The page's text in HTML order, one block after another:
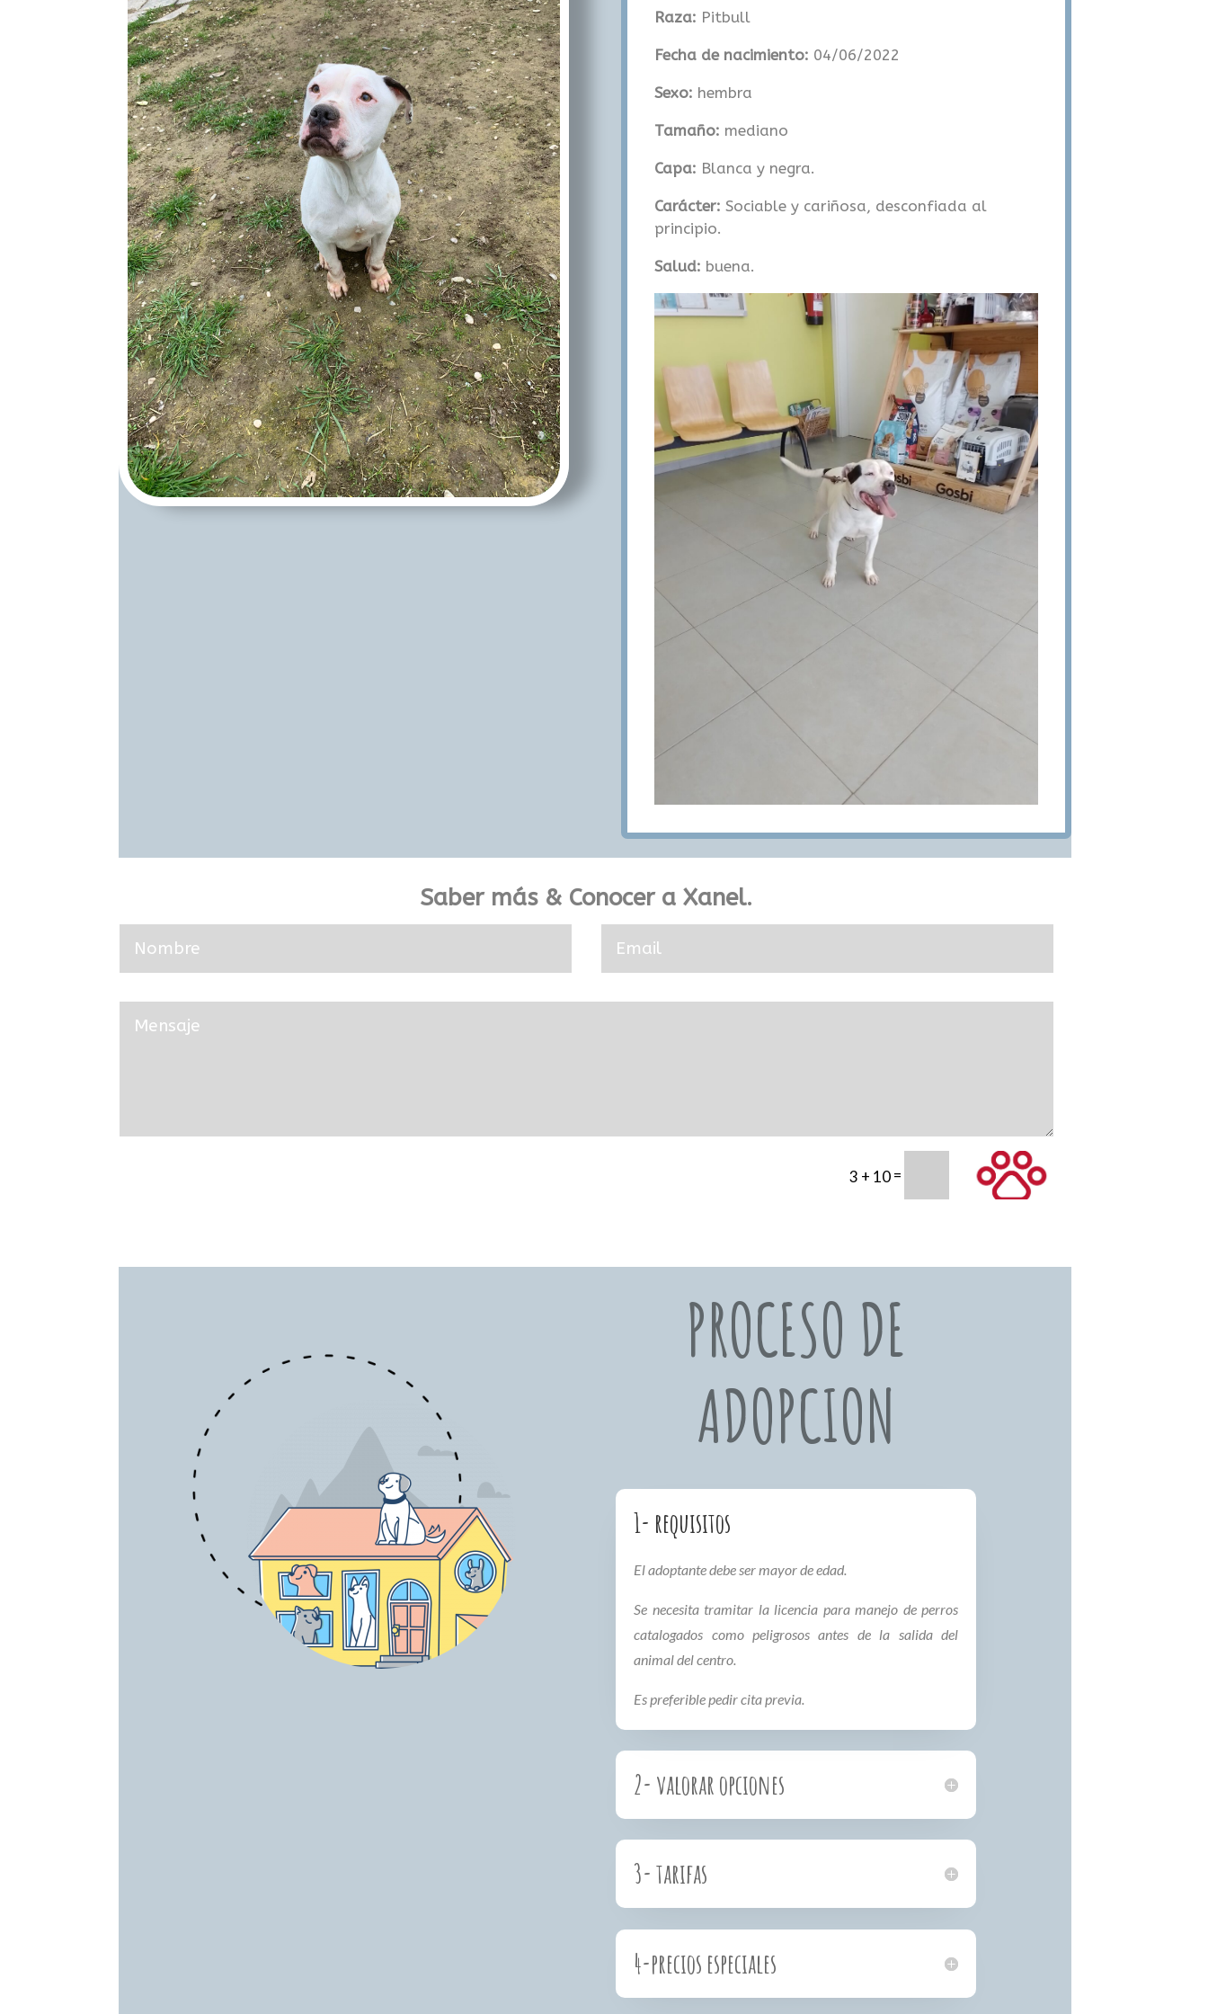
Raza: Pitbull
Fecha de nacimiento: 04/06/2022
Sexo: hembra
Tamaño: mediano
Capa: Blanca y negra.
Carácter: Sociable y cariñosa, desconfiada al
principio.
Salud: buena.
Saber más & Conocer a Xanel.
3 + 10= SUBMIT
PROCESO DE
ADOPCION
1- requisitos
El adoptante debe ser mayor de edad.
Se necesita tramitar la licencia para manejo de perros
catalogados como peligrosos antes de la salida del
animal del centro.
Es preferible pedir cita previa.
2- valorar opciones
3- tarifas
4-precios especiales